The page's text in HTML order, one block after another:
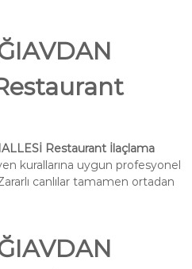
Restaurant İlaçlama
kurallarına uygun profesyonel
canlılar tamamen ortadan